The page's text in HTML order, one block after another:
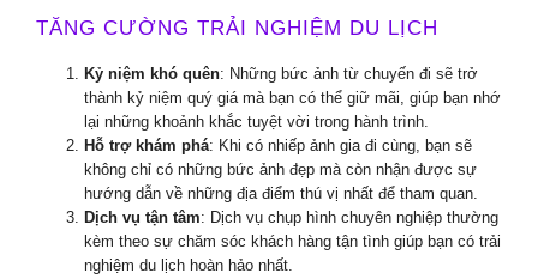
TĂNG CƯỜNG TRẢI NGHIỆM DU LỊCH
Kỷ niệm khó quên: Những bức ảnh từ chuyến đi sẽ trở
thành kỷ niệm quý giá mà bạn có thể giữ mãi, giúp bạn nhớ
lại những khoảnh khắc tuyệt vời trong hành trình.
Hỗ trợ khám phá: Khi có nhiếp ảnh gia đi cùng, bạn sẽ
không chỉ có những bức ảnh đẹp mà còn nhận được sự
hướng dẫn về những địa điểm thú vị nhất để tham quan.
Dịch vụ tận tâm: Dịch vụ chụp hình chuyên nghiệp thường
kèm theo sự chăm sóc khách hàng tận tình giúp bạn có trải
nghiệm du lịch hoàn hảo nhất.